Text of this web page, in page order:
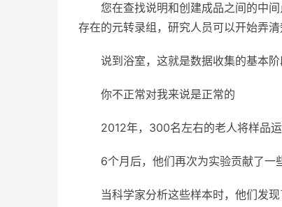
您在查找说明和创建成品之间的中
存在的元转录组，研究人员可以开始弄清
说到浴室，这就是数据收集的基本阶
你不正常对我来说是正常的
2012年，300名左右的老人将样品运
6个月后，他们再次为实验贡献了一
当科学家分析这些样本时，他们发